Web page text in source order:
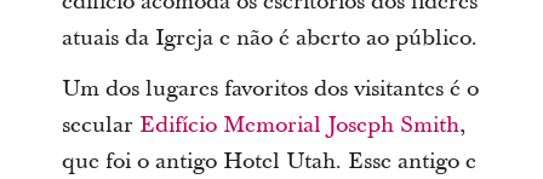
atuais da Igreja e não é aberto ao público.
Um dos lugares favoritos dos visitantes é o
secular Edifício Memorial Joseph Smith,
que foi o antigo Hotel Utah. Esse antigo e